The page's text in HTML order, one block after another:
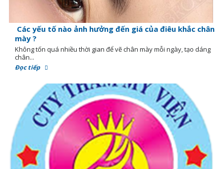
Các yếu tố nào ảnh hưởng đến giá của điêu khắc chân
mày ?
Không tốn quá nhiều thời gian để vẽ chân mày mỗi ngày, tạo dáng
chân...
Đọc tiếp